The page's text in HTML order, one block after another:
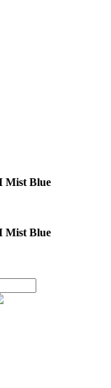
Mist Blue
Mist Blue